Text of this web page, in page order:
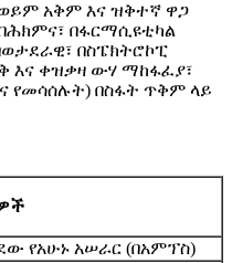
አቅም እና ዝቅተኛ ዋጋ
በፋርማሲዩቲካል
በስፔክትሮኮፒ
እና ቀዝቃዛ ውሃ ማከፋፈያ፣
የመሳሰሉት) በስፋት ጥቅም ላይ
የአሁኑ አሠራር (በአምፕስ)